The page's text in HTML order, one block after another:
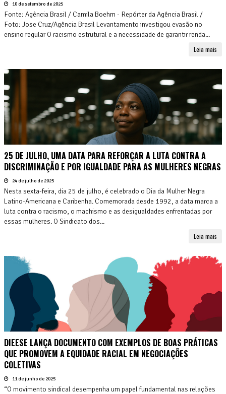
10 de setembro de 2025
Fonte: Agência Brasil / Camila Boehm - Repórter da Agência Brasil /
Foto: Jose Cruz/Agência Brasil Levantamento investigou evasão no
ensino regular O racismo estrutural e a necessidade de garantir renda...
Leia mais
25 DE JULHO, UMA DATA PARA REFORÇAR A LUTA CONTRA A
DISCRIMINAÇÃO E POR IGUALDADE PARA AS MULHERES NEGRAS
24 de julho de 2025
Nesta sexta-feira, dia 25 de julho, é celebrado o Dia da Mulher Negra
Latino-Americana e Caribenha. Comemorada desde 1992, a data marca a
luta contra o racismo, o machismo e as desigualdades enfrentadas por
essas mulheres. O Sindicato dos...
Leia mais
DIEESE LANÇA DOCUMENTO COM EXEMPLOS DE BOAS PRÁTICAS
QUE PROMOVEM A EQUIDADE RACIAL EM NEGOCIAÇÕES
COLETIVAS
11 de junho de 2025
“O movimento sindical desempenha um papel fundamental nas relações